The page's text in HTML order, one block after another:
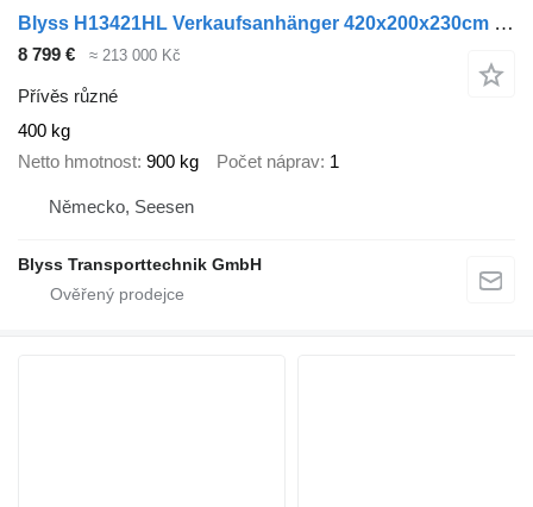
Blyss H13421HL Verkaufsanhänger 420x200x230cm 1300kg zGG
8 799 € ≈ 213 000 Kč
Přívěs různé
400 kg
Netto hmotnost 900 kg Počet náprav 1
Německo, Seesen
Blyss Transporttechnik GmbH